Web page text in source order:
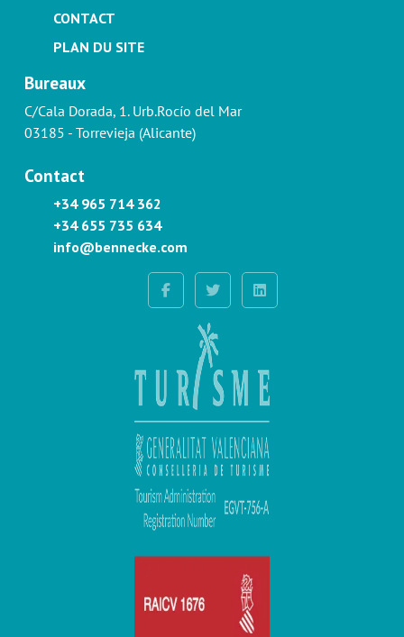
CONTACT
PLAN DU SITE
Bureaux
C/Cala Dorada, 1. Urb.Rocío del Mar
03185 - Torrevieja (Alicante)
Contact
+34 965 714 362
+34 655 735 634
info@bennecke.com